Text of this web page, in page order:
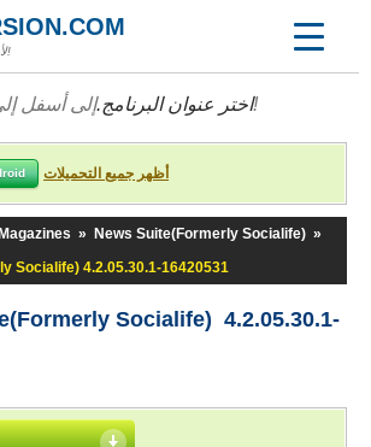
لأنه ليس دائما أفضل!
اختر عنوان البرنامج.إلى أسفل إلى النسخة التي تحب!
أظهر جميع التحميلات
» News Suite(Formerly Socialife) »
Socialife) 4.2.05.30.1-16420531
Socialife) 4.2.05.30.1-